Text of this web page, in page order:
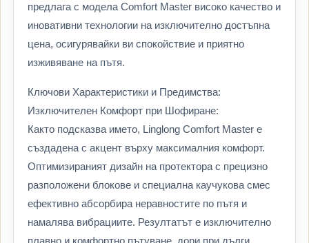
предлага с модела Comfort Master високо качество и
иновативни технологии на изключително достъпна
цена, осигурявайки ви спокойствие и приятно
изживяване на пътя.
Ключови Характеристики и Предимства:
Изключителен Комфорт при Шофиране:
Както подсказва името, Linglong Comfort Master е
създадена с акцент върху максималния комфорт.
Оптимизираният дизайн на протектора с прецизно
разположени блокове и специална каучукова смес
ефективно абсорбира неравностите по пътя и
намалява вибрациите. Резултатът е изключително
плавно и комфортно пътуване, дори при дълги